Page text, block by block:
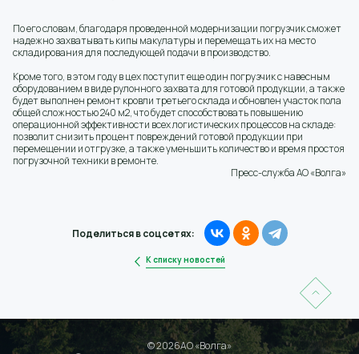
По его словам, благодаря проведенной модернизации погрузчик сможет
надежно захватывать кипы макулатуры и перемещать их на место
складирования для последующей подачи в производство.
Кроме того, в этом году в цех поступит еще один погрузчик с навесным
оборудованием в виде рулонного захвата для готовой продукции, а также
будет выполнен ремонт кровли третьего склада и обновлен участок пола
общей сложностью 240 м2, что будет способствовать повышению
операционной эффективности всех логистических процессов на складе:
позволит снизить процент повреждений готовой продукции при
перемещении и отгрузке, а также уменьшить количество и время простоя
погрузочной техники в ремонте.
Пресс-служба АО «Волга»
К списку новостей
Поделиться в соцсетях:
© 2026АО «Волга»